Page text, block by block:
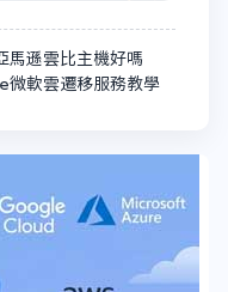
馬遜雲比主機好嗎
微軟雲遷移服務教學